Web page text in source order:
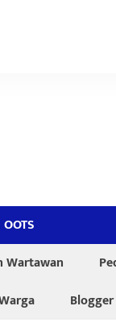
OOTS
Wartawan